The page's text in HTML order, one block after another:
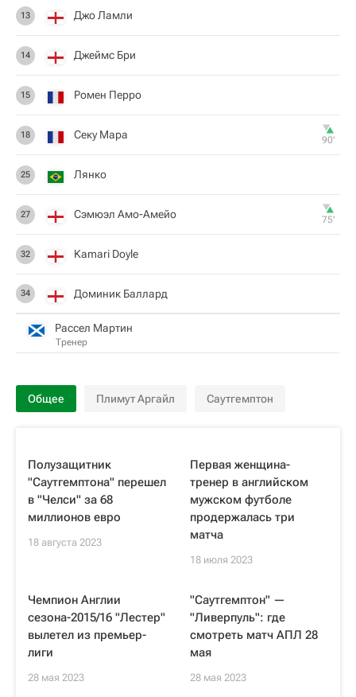
13 Джо Ламли
14 Джеймс Бри
15 Ромен Перро
18 Секу Мара 90‎’‎
25 Лянко
27 Сэмюэл Амо-Амейо 75‎’‎
32 Kamari Doyle
34 Доминик Баллард
Рассел Мартин
Тренер
Общее Плимут Аргайл Саутгемптон
Полузащитник
"Саутгемптона" перешел
в "Челси" за 68
миллионов евро
18 августа 2023
Первая женщина-
тренер в английском
мужском футболе
продержалась три
матча
18 июля 2023
Чемпион Англии
сезона-2015/16 "Лестер"
вылетел из премьер-
лиги
28 мая 2023
"Саутгемптон" —
"Ливерпуль": где
смотреть матч АПЛ 28
мая
28 мая 2023